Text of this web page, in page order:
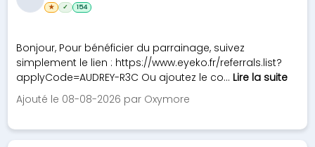
Bonjour, Pour bénéficier du parrainage, suivez
simplement le lien : https://www.eyeko.fr/referrals.list?
applyCode=AUDREY-R3C Ou ajoutez le co... Lire la suite
Ajouté le 08-08-2026 par Oxymore
★ ✓ 154